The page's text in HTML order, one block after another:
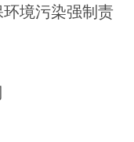
境污染强制责